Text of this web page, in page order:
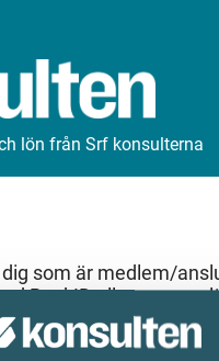
lön från Srf konsulterna
som är medlem/
BankID eller samma